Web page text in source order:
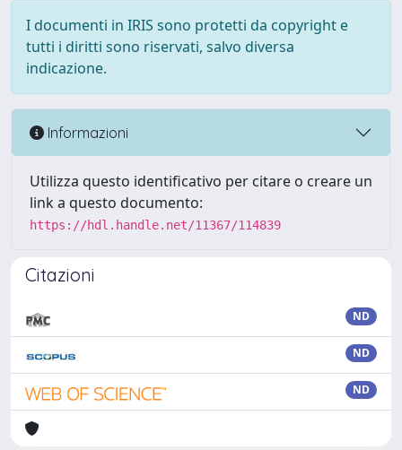
I documenti in IRIS sono protetti da copyright e
tutti i diritti sono riservati, salvo diversa
indicazione.
Informazioni
Utilizza questo identificativo per citare o creare un
link a questo documento:
https://hdl.handle.net/11367/114839
Citazioni
ND
ND
ND